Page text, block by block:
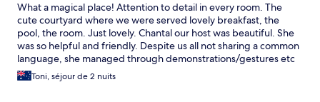
What a magical place! Attention to detail in every room. The
cute courtyard where we were served lovely breakfast, the
pool, the room. Just lovely. Chantal our host was beautiful. She
was so helpful and friendly. Despite us all not sharing a common
language, she managed through demonstrations/gestures etc
to let us know all about the place and what time we would like
breakfast. Then she turned up 15 minute before to start
Toni, séjour de 2 nuits